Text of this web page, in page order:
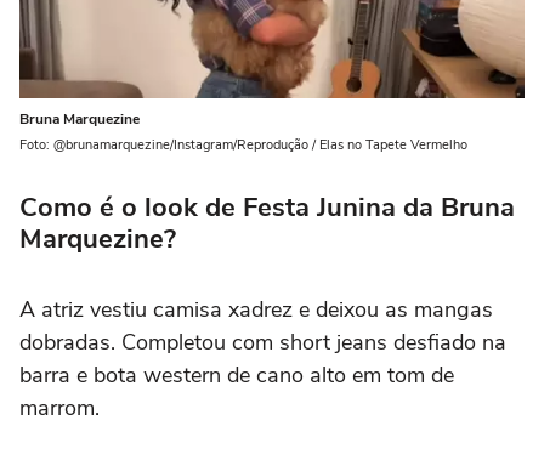
Bruna Marquezine
Foto: @brunamarquezine/Instagram/Reprodução / Elas no Tapete Vermelho
Como é o look de Festa Junina da Bruna
Marquezine?
A atriz vestiu camisa xadrez e deixou as mangas
dobradas. Completou com short jeans desfiado na
barra e bota western de cano alto em tom de
marrom.